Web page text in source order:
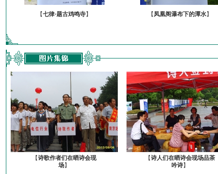
【七律·题古鸡鸣寺】 【 凤凰阁瀑布下的潭水】
【诗歌作者们在晒诗会现
场】
【诗人们在晒诗会现场品茶
吟诗】